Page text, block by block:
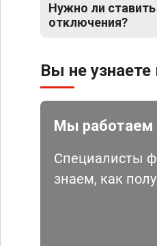
Нужно ли
отключения?
Вы не
Мы работаем
Специалисты
знаем, как